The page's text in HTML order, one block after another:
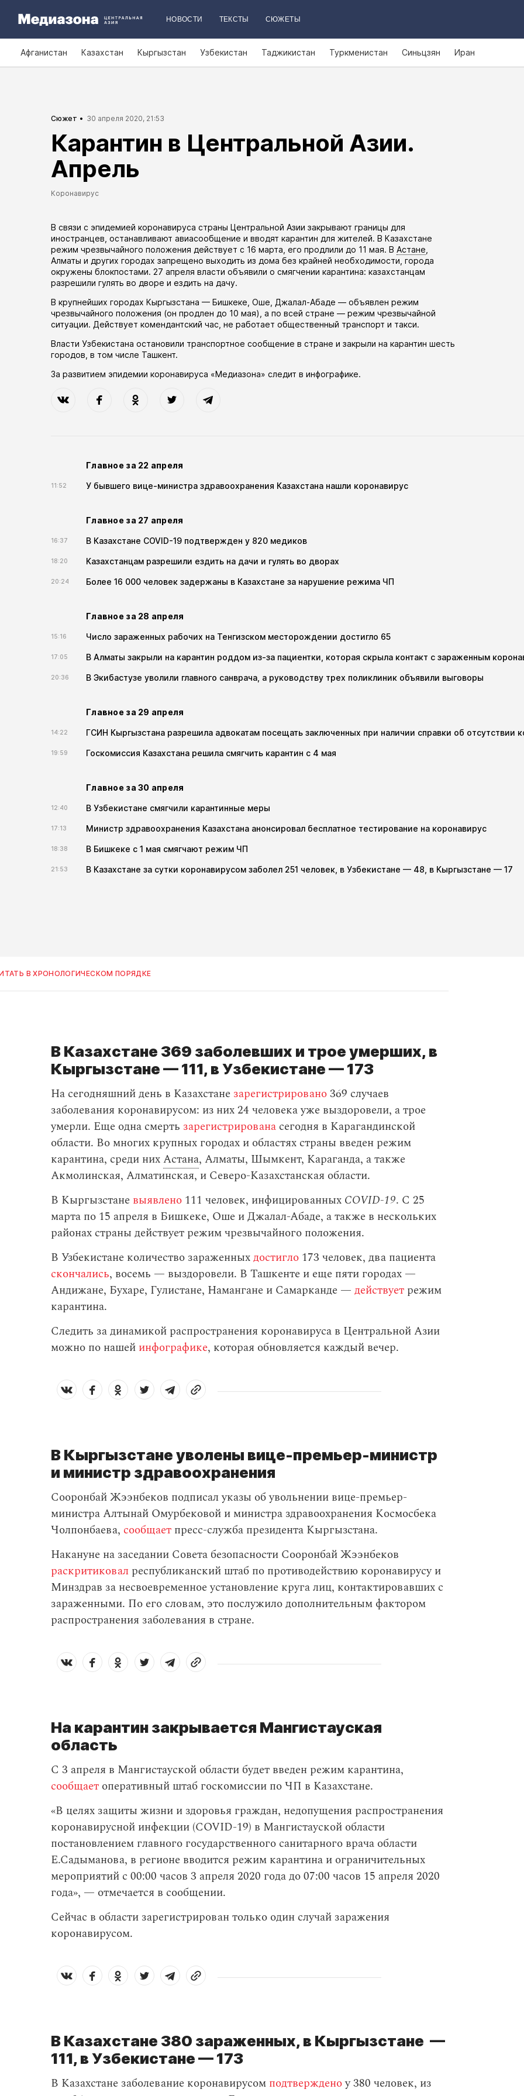
НОВОСТИ ТЕКСТЫ СЮЖЕТЫ
Афганистан Казахстан Кыргызстан Узбекистан Таджикистан Туркменистан Синьцзян Иран
Сюжет 30 апреля 2020, 21:53
Карантин в Центральной Азии.
Апрель
Коронавирус
В связи с эпидемией коронавируса страны Центральной Азии закрывают границы для
иностранцев, останавливают авиасообщение и вводят карантин для жителей. В Казахстане
режим чрезвычайного положения действует с 16 марта, его продлили до 11 мая. В Астане
Алматы и других городах запрещено выходить из дома без крайней необходимости, города
окружены блокпостами. 27 апреля власти объявили о смягчении карантина: казахстанцам
разрешили гулять во дворе и ездить на дачу.
В крупнейших городах Кыргызстана — Бишкеке, Оше, Джалал-Абаде — объявлен режим
чрезвычайного положения (он продлен до 10 мая), а по всей стране — режим чрезвычайной
ситуации. Действует комендантский час, не работает общественный транспорт и такси.
Власти Узбекистана остановили транспортное сообщение в стране и закрыли на карантин шесть
городов, в том числе Ташкент.
За развитием эпидемии коронавируса «Медиазона» следит в инфографике.
Главное за 22 апреля
11:52 У бывшего вице-министра здравоохранения Казахстана нашли коронавирус
Главное за 27 апреля
16:37 В Казахстане COVID-19 подтвержден у 820 медиков
18:20 Казахстанцам разрешили ездить на дачи и гулять во дворах
20:24 Более 16 000 человек задержаны в Казахстане за нарушение режима ЧП
Главное за 28 апреля
15:16 Число зараженных рабочих на Тенгизском месторождении достигло 65
17:05 В Алматы закрыли на карантин роддом из-за пациентки, которая скрыла контакт с зараженным
20:36 В Экибастузе уволили главного санврача, а руководству трех поликлиник объявили выговоры
Главное за 29 апреля
14:22 ГСИН Кыргызстана разрешила адвокатам посещать заключенных при наличии справки об отсутствии
19:59 Госкомиссия Казахстана решила смягчить карантин с 4 мая
Главное за 30 апреля
12:40 В Узбекистане смягчили карантинные меры
17:13 Министр здравоохранения Казахстана анонсировал бесплатное тестирование на коронавирус
18:38 В Бишкеке с 1 мая смягчают режим ЧП
21:53 В Казахстане за сутки коронавирусом заболел 251 человек, в Узбекистане — 48, в Кыргызстане — 17
В ХРОНОЛОГИЧЕСКОМ ПОРЯДКЕ
В Казахстане 369 заболевших и трое умерших, в
Кыргызстане — 111, в Узбекистане — 173
На сегодняшний день в Казахстане зарегистрировано369 случаев
заболевания коронавирусом: из них 24 человека уже выздоровели, а трое
умерли. Еще одна смерть зарегистрирована сегодня в Карагандинской
области. Во многих крупных городах и областях страны введен режим
карантина, среди нихАстана, Алматы, Шымкент, Караганда, а также
Акмолинская, Алматинская, и Северо-Казахстанская области.
В Кыргызстане выявлено 111 человек, инфицированных COVID-19. С 25
марта по 15 апреля в Бишкеке, Оше и Джалал-Абаде, а также в нескольких
районах страны действует режим чрезвычайного положения.
В Узбекистане количество зараженныхдостигло 173 человек, два пациента
скончались, восемь — выздоровели. В Ташкенте и еще пяти городах —
Андижане, Бухаре, Гулистане, Намангане и Самарканде — действует режим
карантина.
Следить за динамикой распространения коронавируса в Центральной Азии
можно по нашей инфографике, которая обновляется каждый вечер.
В Кыргызстане уволены вице-премьер-министр
и министр здравоохранения
Сооронбай Жээнбеков подписал указы об увольнении вице-премьер-
министра Алтынай Омурбековой и министра здравоохранения Космосбека
Чолпонбаева, сообщает пресс-служба президента Кыргызстана.
Накануне на заседании Совета безопасности Сооронбай Жээнбеков
раскритиковал республиканский штаб по противодействию коронавирусу и
Минздрав за несвоевременное установление круга лиц, контактировавших с
зараженными. По его словам, это послужило дополнительным фактором
распространения заболевания в стране.
На карантин закрывается Мангистауская
область
С 3 апреля в Мангистауской области будет введен режим карантина,
сообщает оперативный штаб госкомиссии по ЧП в Казахстане.
«В целях защиты жизни и здоровья граждан, недопущения распространения
коронавирусной инфекции (COVID-19) в Мангистауской области
постановлением главного государственного санитарного врача области
Е.Садыманова, в регионе вводится режим карантина и ограничительных
мероприятий с 00:00 часов 3 апреля 2020 года до 07:00 часов 15 апреля 2020
года», — отмечается в сообщении.
Сейчас в области зарегистрирован только один случай заражения
коронавирусом.
В Казахстане 380 зараженных, в Кыргызстане —
111, в Узбекистане — 173
В Казахстане заболевание коронавирусом подтвержденоу 380 человек, из